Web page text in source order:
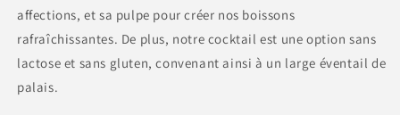
affections, et sa pulpe pour créer nos boissons
rafraîchissantes. De plus, notre cocktail est une option sans
lactose et sans gluten, convenant ainsi à un large éventail de
palais.